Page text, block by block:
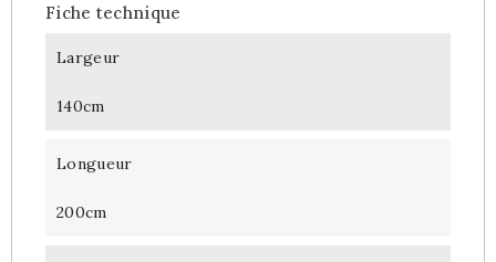
Fiche technique
Largeur
140cm
Longueur
200cm